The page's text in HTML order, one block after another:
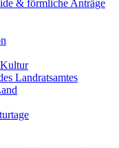
& förmliche Anträge
Landratsamtes